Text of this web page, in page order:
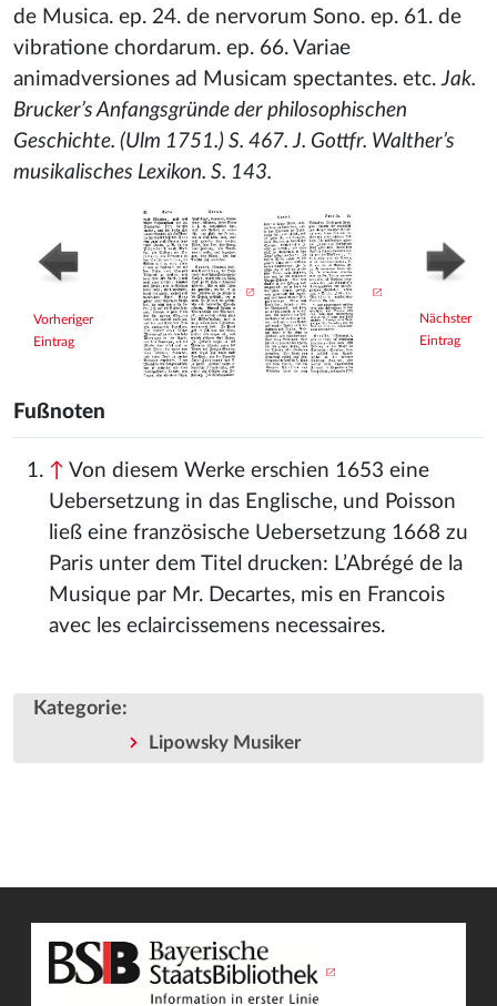
de Musica. ep. 24. de nervorum Sono. ep. 61. de
vibratione chordarum. ep. 66. Variae
animadversiones ad Musicam spectantes. etc.Jak.
Brucker’s Anfangsgründe der philosophischen
Geschichte. (Ulm 1751.) S. 467. J. Gottfr. Walther’s
musikalisches Lexikon. S. 143.
Vorheriger
Eintrag
Nächster
Eintrag
Fußnoten
↑ Von diesem Werke erschien 1653 eine
Uebersetzung in das Englische, und Poisson
ließ eine französische Uebersetzung 1668 zu
Paris unter dem Titel drucken: L’Abrégé de la
Musique par Mr. Decartes, mis en Francois
avec les eclaircissemens necessaires.
Kategorie:
Lipowsky Musiker